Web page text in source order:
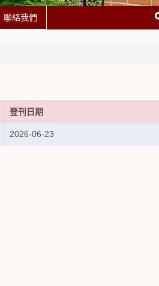
聯絡我們
登刊日期
2026-06-23